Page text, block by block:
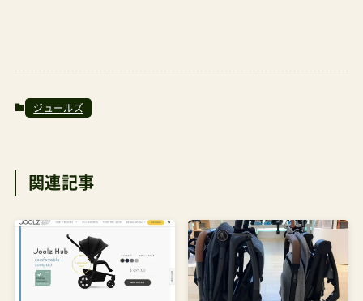
をInstagramで見る
にステップに置けるならいいけれど、この投稿を
(@cristinasalzano)がシェアした投稿４歳頃が「寝
てしまったとき」の脚を支える余裕はバタフライ2
の方にあるよねっていうこと。管理人パパただ、飛
ジュールズ
関連記事